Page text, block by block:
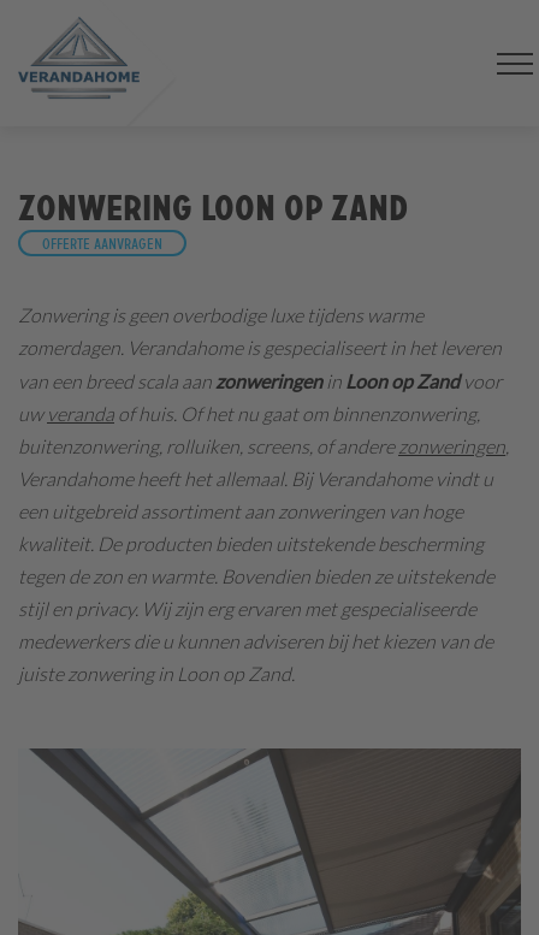
Zonwering Loon op Zand
Offerte aanvragen
Zonwering is geen overbodige luxe tijdens warme
zomerdagen. Verandahome is gespecialiseert in het leveren
van een breed scala aan zonweringenin Loon op Zandvoor
uw veranda of huis. Of het nu gaat om binnenzonwering,
buitenzonwering, rolluiken, screens, of andere zonweringen,
Verandahome heeft het allemaal. Bij Verandahome vindt u
een uitgebreid assortiment aan zonweringen van hoge
kwaliteit. De producten bieden uitstekende bescherming
tegen de zon en warmte. Bovendien bieden ze uitstekende
stijl en privacy. Wij zijn erg ervaren met gespecialiseerde
medewerkers die u kunnen adviseren bij het kiezen van de
juiste zonwering in Loon op Zand.